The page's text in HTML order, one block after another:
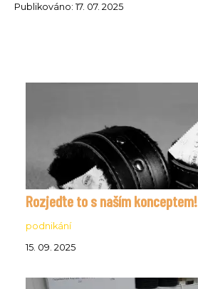
Publikováno: 17. 07. 2025
Rozjeďte to s naším konceptem!
podnikání
15. 09. 2025